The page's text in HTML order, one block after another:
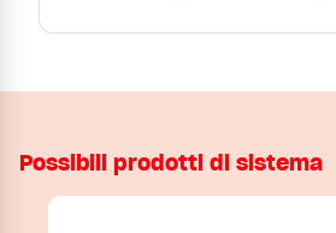
Possibili prodotti di sistema